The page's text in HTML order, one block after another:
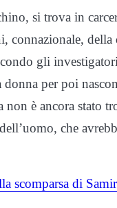
si trova in
connazionale,
gli
per poi
è ancora stato
che
scomparsa di